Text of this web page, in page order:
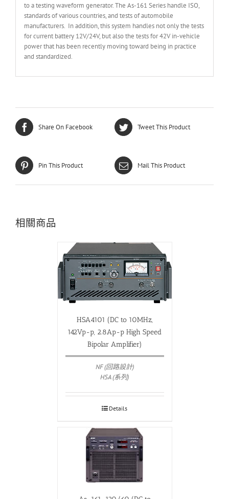
to a testing waveform generator. The As-161 Series handle ISO,
standards of various countries, and tests of automobile
manufacturers. In addition, this system handles not only the tests
for current battery 12V/24V, but also the tests for 42V in-vehicle
power that has been recently moving toward being in practice
and standardized.
Share On Facebook Tweet This Product
Pin This Product Mail This Product
相關商品
HSA4101 (DC to 10MHz,
142Vp-p, 2.8Ap-p High Speed
Bipolar Amplifier)
NF (回路設計)
HSA (系列)
Details